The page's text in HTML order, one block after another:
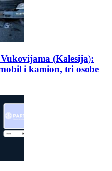
Vukovijama (Kalesija):
i kamion, tri osobe